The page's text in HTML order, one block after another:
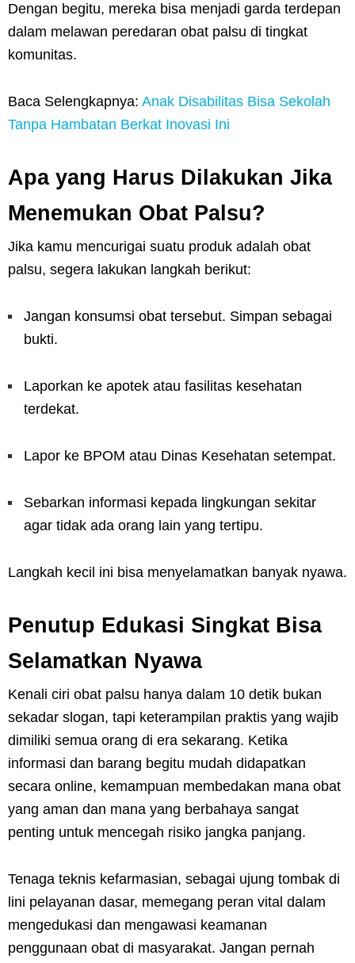
Dengan begitu, mereka bisa menjadi garda terdepan
dalam melawan peredaran obat palsu di tingkat
komunitas.
Baca Selengkapnya: Anak Disabilitas Bisa Sekolah
Tanpa Hambatan Berkat Inovasi Ini
Apa yang Harus Dilakukan Jika
Menemukan Obat Palsu?
Jika kamu mencurigai suatu produk adalah obat
palsu, segera lakukan langkah berikut:
Jangan konsumsi obat tersebut. Simpan sebagai
bukti.
Laporkan ke apotek atau fasilitas kesehatan
terdekat.
Lapor ke BPOM atau Dinas Kesehatan setempat.
Sebarkan informasi kepada lingkungan sekitar
agar tidak ada orang lain yang tertipu.
Langkah kecil ini bisa menyelamatkan banyak nyawa.
Penutup Edukasi Singkat Bisa
Selamatkan Nyawa
Kenali ciri obat palsu hanya dalam 10 detik bukan
sekadar slogan, tapi keterampilan praktis yang wajib
dimiliki semua orang di era sekarang. Ketika
informasi dan barang begitu mudah didapatkan
secara online, kemampuan membedakan mana obat
yang aman dan mana yang berbahaya sangat
penting untuk mencegah risiko jangka panjang.
Tenaga teknis kefarmasian, sebagai ujung tombak di
lini pelayanan dasar, memegang peran vital dalam
mengedukasi dan mengawasi keamanan
penggunaan obat di masyarakat. Jangan pernah